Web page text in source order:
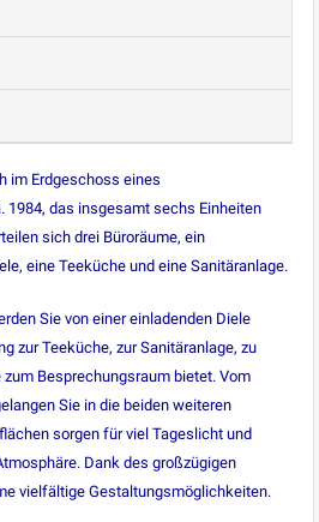
im Erdgeschoss eines
1984, das insgesamt sechs Einheiten
sich drei Büroräume, ein
eine Teeküche und eine Sanitäranlage.
Sie von einer einladenden Diele
zur Teeküche, zur Sanitäranlage, zu
Besprechungsraum bietet. Vom
Sie in die beiden weiteren
sorgen für viel Tageslicht und
Dank des großzügigen
vielfältige Gestaltungsmöglichkeiten.